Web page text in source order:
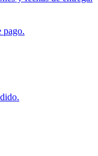
pago.